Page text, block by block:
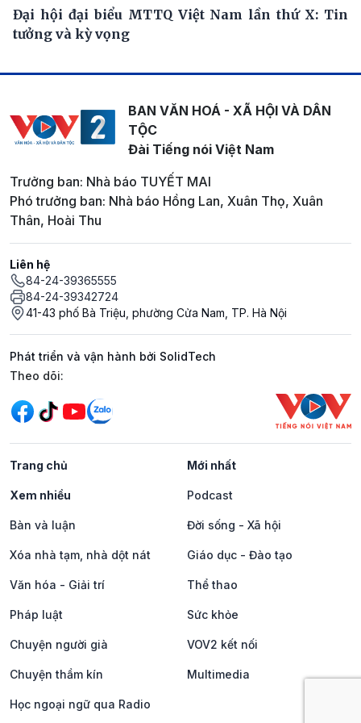
Đại hội đại biểu MTTQ Việt Nam lần thứ X: Tin
tưởng và kỳ vọng
BAN VĂN HOÁ - XÃ HỘI VÀ DÂN
TỘC
Đài Tiếng nói Việt Nam
Trưởng ban: Nhà báo TUYẾT MAI
Phó trưởng ban: Nhà báo Hồng Lan, Xuân Thọ, Xuân
Thân, Hoài Thu
Liên hệ
84-24-39365555
84-24-39342724
41-43 phố Bà Triệu, phường Cửa Nam, TP. Hà Nội
Phát triển và vận hành bởi SolidTech
Mạng xã hội
Theo dõi:
Trang chủ Mới nhất
Xem nhiều Podcast
Bàn và luận Đời sống - Xã hội
Xóa nhà tạm, nhà dột nát Giáo dục - Đào tạo
Văn hóa - Giải trí Thể thao
Pháp luật Sức khỏe
Chuyện người già VOV2 kết nối
Chuyện thầm kín Multimedia
Học ngoại ngữ qua Radio